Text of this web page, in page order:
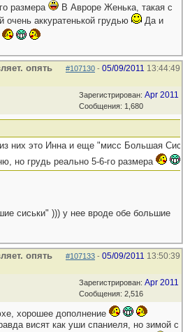
размера
В Авроре Женька, такая с
очень аккуратенькой грудью
Да и
#107130 - 05/09/2011 13:44:49
опять
Зарегистрирован: Apr 2011
Сообщения: 1,680
них это Инна и еще "мисс Большая
но грудь реально 5-6-го размера
сиськи" ))) у нее вроде обе большие
#107133 - 05/09/2011 13:50:39
опять
Зарегистрирован: Apr 2011
Сообщения: 2,516
хорошее дополнение
висят как уши спаниеля, но зимой с